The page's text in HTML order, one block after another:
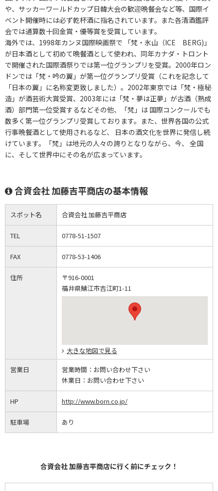
や、サッカーワールドカップ日韓大会の歓迎晩餐会など等、国際イ
ベント開催時には必ず乾杯酒に指名されています。また各清酒鑑評
会では通算数十回金賞・優等賞を受賞しています。
海外では、1998年カンヌ国際映画祭で 「梵・氷山（ICE BERG)」
が日本酒として初めて晩餐酒として使われ、同年カナダ・トロント
で開催された国際酒祭りでは第一位グランプリを受賞。2000年ロン
ドンでは「梵・吟の翼」が第一位グランプリ受賞（これを記念して
「日本の翼」に名称変更致しました）。2002年東京では「梵・極秘
造」が酒芸術大賞受賞、2003年には「梵・夢は正夢」が古酒（熟成
酒）部門第一位受賞するなどその他、「梵」は 国際コンクールでも
数多く第一位グランプリ受賞しております。また、世界各国の公式
行事晩餐酒として使用されるなど、 日本の酒文化を世界に発信し続
けています。「梵」は地元の人々の誇りとなりながら、今、 全国
に、そして世界中にその名が広まっています。
合資会社 加藤吉平商店の基本情報
スポット名 合資会社 加藤吉平商店
TEL 0778-51-1507
FAX 0778-53-1406
住所
〒916-0001
福井県鯖江市吉江町1-11
大きな地図で見る
営業日 営業時間： お問い合わせ下さい
休業日： お問い合わせ下さい
HP http://www.born.co.jp/
駐車場 あり
合資会社 加藤吉平商店に行く前にチェック！